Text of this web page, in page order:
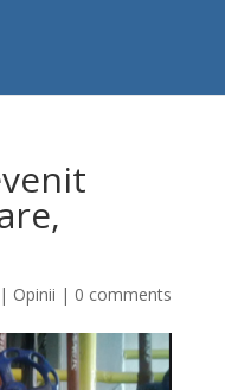
| Opinii | 0 comments